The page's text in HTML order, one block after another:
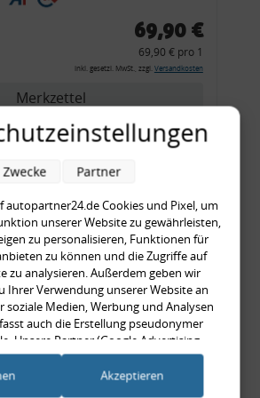
69,90 €
69,90 € pro 1
inkl. gesetzl. MwSt., zzgl. Versandkosten
Merkzettel
Zum Artikel
Rückleuchtenband mit
Blinker, rot, US-Ecken,
Audi 80 Cabrio, Typ 89,
OE-Nr.: 8G0945225 +
8G0945225C
999,99 €
999,99 € pro 1
inkl. gesetzl. MwSt., zzgl.Versandkosten
autopartner24.de Cookies und Pixel, um
unserer Website zu gewährleisten,
zu personalisieren, Funktionen für
zu können und die Zugriffe auf
zu analysieren. Außerdem geben wir
Ihrer Verwendung unserer Website an
soziale Medien, Werbung und Analysen
auch die Erstellung pseudonymer
Unsere Partner (Google Advertising
diese Informationen möglicherweise mit
die Sie ihnen bereitgestellt haben
Zwecke Partner
Akzeptieren